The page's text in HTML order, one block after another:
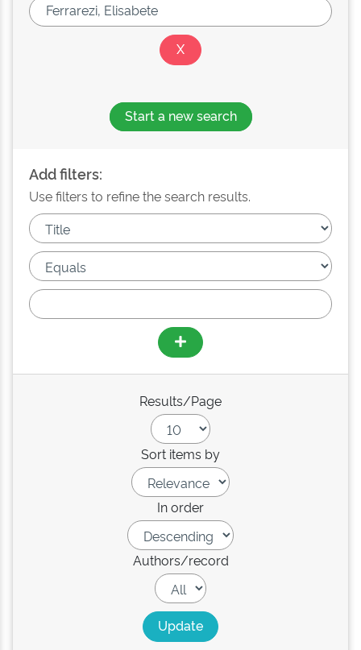
Start a new search
Add filters:
Use filters to refine the search results.
Results/Page
Sort items by
In order
Authors/record